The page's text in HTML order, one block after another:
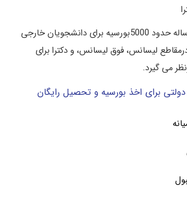
دولت ترکیه هرساله حدود 5000بورسیه برای دانشجویان خارجی
لیسانس، فوق لیسانس، و دکترا برای
می گیرد.
برای اخذ بورسیه و تحصیل رایگان